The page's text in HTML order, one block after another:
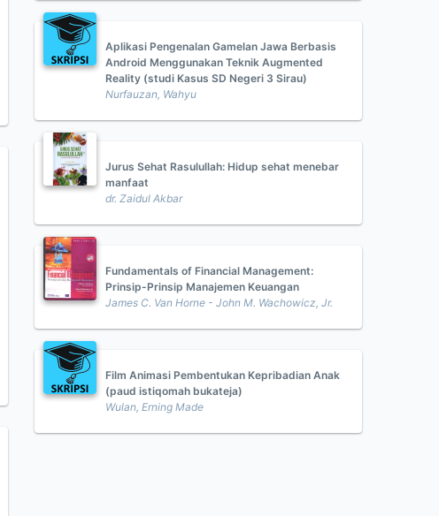
Aplikasi Pengenalan Gamelan Jawa Berbasis
Android Menggunakan Teknik Augmented
Reality (studi Kasus SD Negeri 3 Sirau)
Nurfauzan, Wahyu
Jurus Sehat Rasulullah: Hidup sehat menebar
manfaat
dr. Zaidul Akbar
Fundamentals of Financial Management:
Prinsip-Prinsip Manajemen Keuangan
James C. Van Horne - John M. Wachowicz, Jr.
Film Animasi Pembentukan Kepribadian Anak
(paud istiqomah bukateja)
Wulan, Erning Made